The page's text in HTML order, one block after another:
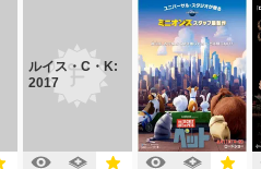
ルイス・C・K:
2017